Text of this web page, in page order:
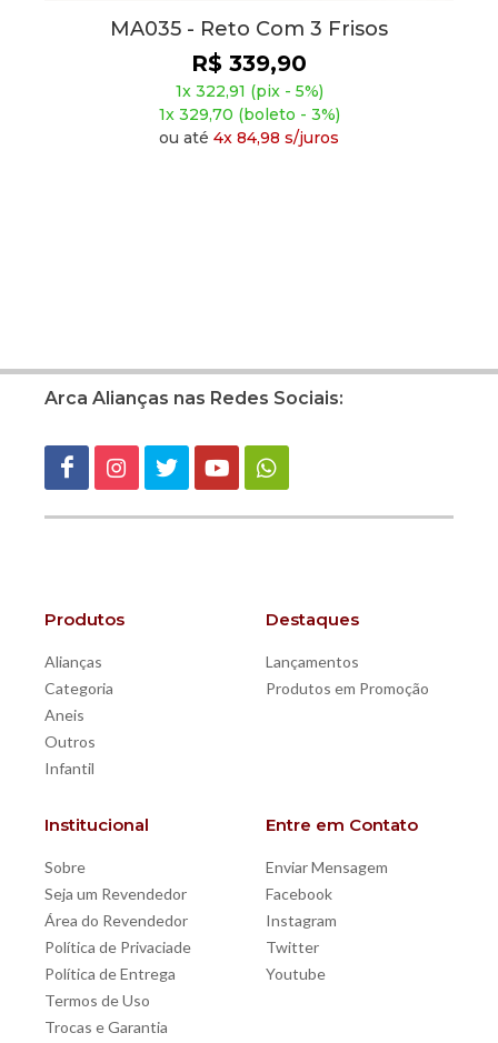
Desbravador E Líder, Com Batimentos
R$ 449,90
1x 427,41 (pix - 5%)
1x 436,40 (boleto - 3%)
ou até 4x 112,48 s/juros
Arca Alianças nas Redes Sociais:
Produtos
Alianças
Categoria
Aneis
Outros
Infantil
Destaques
Lançamentos
Produtos em Promoção
Institucional
Sobre
Seja um Revendedor
Área do Revendedor
Política de Privaciade
Política de Entrega
Termos de Uso
Trocas e Garantia
Entre em Contato
Enviar Mensagem
Facebook
Instagram
Twitter
Youtube